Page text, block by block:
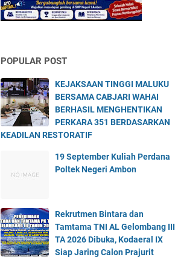
POPULAR POST
KEJAKSAAN TINGGI MALUKU
BERSAMA CABJARI WAHAI
BERHASIL MENGHENTIKAN
PERKARA 351 BERDASARKAN
KEADILAN RESTORATIF
19 September Kuliah Perdana
Poltek Negeri Ambon
Rekrutmen Bintara dan
Tamtama TNI AL Gelombang III
TA 2026 Dibuka, Kodaeral IX
Siap Jaring Calon Prajurit